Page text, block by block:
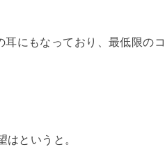
にもなっており、最低限の
というと。